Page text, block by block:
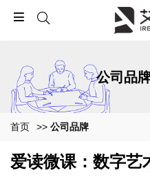
公司品
首页 >> 公司品牌
爱读微课：数字艺